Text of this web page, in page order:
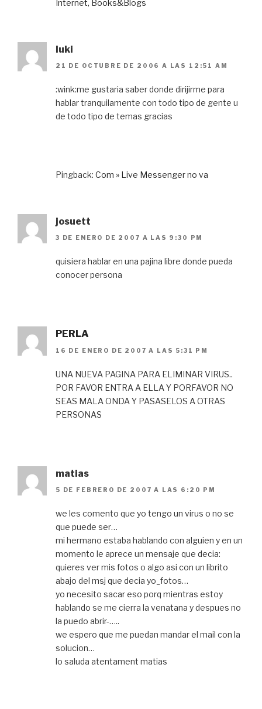
Internet, Books&Blogs
luki
21 DE OCTUBRE DE 2006 A LAS 12:51 AM
:wink:me gustaria saber donde dirijirme para
hablar tranquilamente con todo tipo de gente u
de todo tipo de temas gracias
Pingback: Com » Live Messenger no va
josuett
3 DE ENERO DE 2007 A LAS 9:30 PM
quisiera hablar en una pajina libre donde pueda
conocer persona
PERLA
16 DE ENERO DE 2007 A LAS 5:31 PM
UNA NUEVA PAGINA PARA ELIMINAR VIRUS..
POR FAVOR ENTRA A ELLA Y PORFAVOR NO
SEAS MALA ONDA Y PASASELOS A OTRAS
PERSONAS
matias
5 DE FEBRERO DE 2007 A LAS 6:20 PM
we les comento que yo tengo un virus o no se
que puede ser…
mi hermano estaba hablando con alguien y en un
momento le aprece un mensaje que decia:
quieres ver mis fotos o algo asi con un librito
abajo del msj que decia yo_fotos…
yo necesito sacar eso porq mientras estoy
hablando se me cierra la venatana y despues no
la puedo abrir-…..
we espero que me puedan mandar el mail con la
solucion…
lo saluda atentament matias